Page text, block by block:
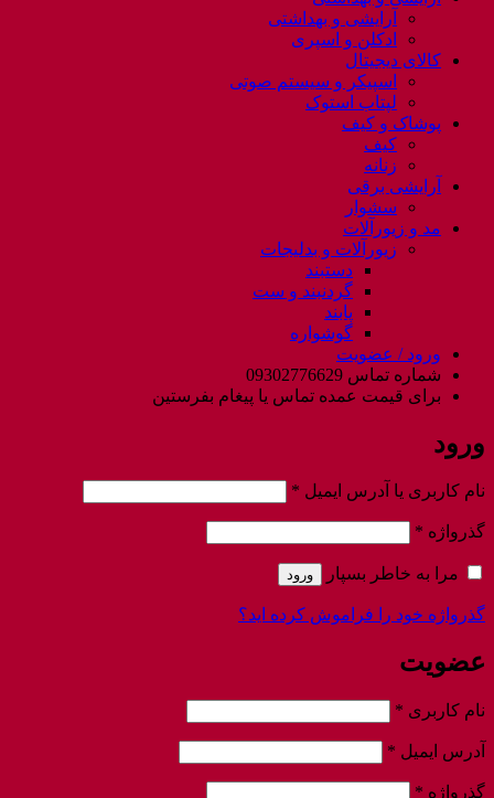
آرایشی و بهداشتی
ادکلن و اسپری
کالای دیجیتال
اسپیکر و سیستم صوتی
لپتاب استوک
پوشاک و کیف
کیف
زنانه
آرایشی برقی
سشوار
مد و زیورآلات
زیورآلات و بدلیجات
دستبند
گردنبند و ست
پابند
گوشواره
ورود / عضویت
شماره تماس 09302776629
برای قیمت عمده تماس یا پیغام بفرستین
ورود
نام کاربری یا آدرس ایمیل *
گذرواژه *
مرا به خاطر بسپار ورود
گذرواژه خود را فراموش کرده اید؟
عضویت
نام کاربری *
آدرس ایمیل *
گذرواژه *